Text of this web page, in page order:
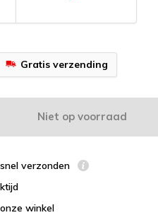
Gratis verzending
Niet op voorraad
verzonden
winkel